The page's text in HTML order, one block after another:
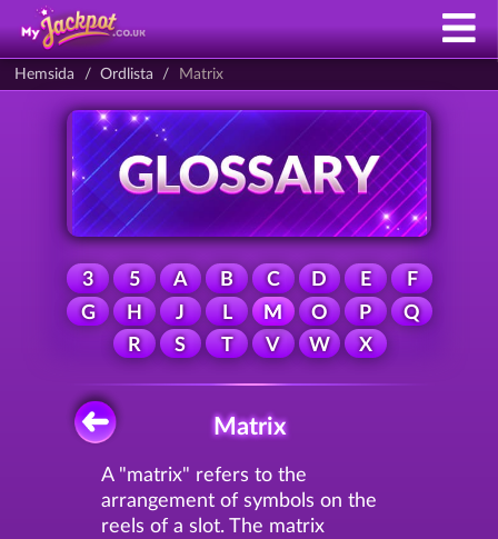
Hemsida Ordlista Matrix
3 5 A B C D E
F
G
H J L M O P
Q
R
S T V W X
Matrix
A "matrix" refers to the
arrangement of symbols on the
reels of a slot. The matrix